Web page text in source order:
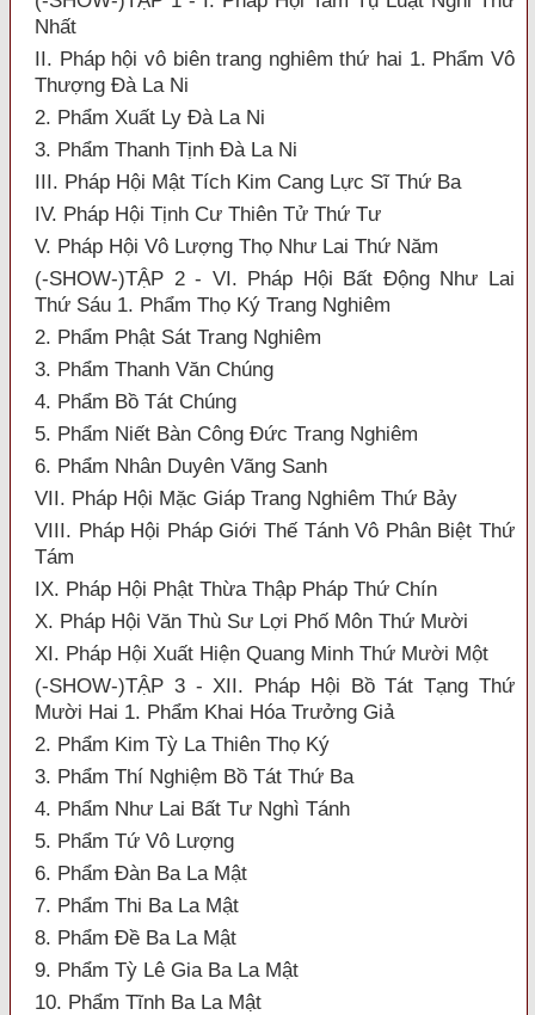
Nhất
II. Pháp hội vô biên trang nghiêm thứ hai 1. Phẩm Vô
Thượng Đà La Ni
2. Phẩm Xuất Ly Đà La Ni
3. Phẩm Thanh Tịnh Đà La Ni
III. Pháp Hội Mật Tích Kim Cang Lực Sĩ Thứ Ba
IV. Pháp Hội Tịnh Cư Thiên Tử Thứ Tư
V. Pháp Hội Vô Lượng Thọ Như Lai Thứ Năm
(-SHOW-)TẬP 2 - VI. Pháp Hội Bất Động Như Lai
Thứ Sáu 1. Phẩm Thọ Ký Trang Nghiêm
2. Phẩm Phật Sát Trang Nghiêm
3. Phẩm Thanh Văn Chúng
4. Phẩm Bồ Tát Chúng
5. Phẩm Niết Bàn Công Đức Trang Nghiêm
6. Phẩm Nhân Duyên Vãng Sanh
VII. Pháp Hội Mặc Giáp Trang Nghiêm Thứ Bảy
VIII. Pháp Hội Pháp Giới Thế Tánh Vô Phân Biệt Thứ
Tám
IX. Pháp Hội Phật Thừa Thập Pháp Thứ Chín
X. Pháp Hội Văn Thù Sư Lợi Phố Môn Thứ Mười
XI. Pháp Hội Xuất Hiện Quang Minh Thứ Mười Một
(-SHOW-)TẬP 3 - XII. Pháp Hội Bồ Tát Tạng Thứ
Mười Hai 1. Phẩm Khai Hóa Trưởng Giả
2. Phẩm Kim Tỳ La Thiên Thọ Ký
3. Phẩm Thí Nghiệm Bồ Tát Thứ Ba
4. Phẩm Như Lai Bất Tư Nghì Tánh
5. Phẩm Tứ Vô Lượng
6. Phẩm Đàn Ba La Mật
7. Phẩm Thi Ba La Mật
8. Phẩm Đề Ba La Mật
9. Phẩm Tỳ Lê Gia Ba La Mật
10. Phẩm Tĩnh Ba La Mật